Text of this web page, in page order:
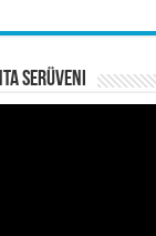
Serüveni